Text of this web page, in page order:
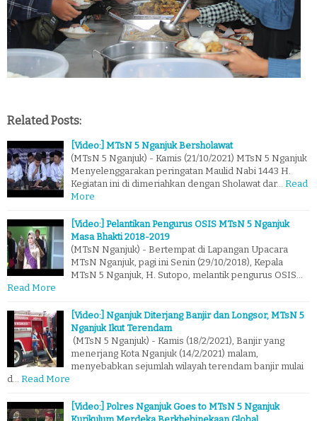
Related Posts:
[Video:] MTsN 5 Nganjuk Bersholawat
(MTsN 5 Nganjuk) - Kamis (21/10/2021) MTsN 5 Nganjuk
Menyelenggarakan peringatan Maulid Nabi 1443 H.
Kegiatan ini di dimeriahkan dengan Sholawat dar…
Read
More
[Video:] Pelantikan Pengurus OSIS MTsN 5 Nganjuk
Masa Bhakti 2018-2019
(MTsN Nganjuk) - Bertempat di Lapangan Upacara
MTsN Nganjuk, pagi ini Senin (29/10/2018), Kepala
MTsN 5 Nganjuk, H. Sutopo, melantik pengurus OSIS…
Read More
[Video:] Nganjuk Diterjang Banjir dan Longsor, MTsN 5
Nganjuk Ikut Terendam
(MTsN 5 Nganjuk) - Kamis (18/2/2021), Banjir yang
menerjang Kota Nganjuk (14/2/2021) malam,
menyebabkan sejumlah wilayah terendam banjir mulai
d…
Read More
[Video:] Polres Nganjuk Goes to MTsN 5 Nganjuk